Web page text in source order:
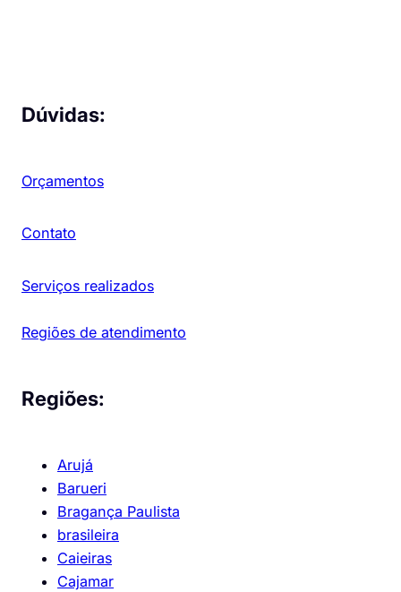
Dúvidas:
Orçamentos
Contato
Serviços realizados
Regiões de atendimento
Regiões:
Arujá
Barueri
Bragança Paulista
brasileira
Caieiras
Cajamar